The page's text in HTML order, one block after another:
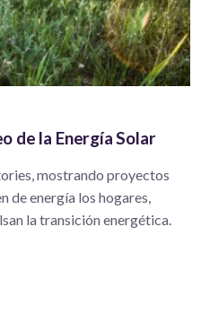
de la Energía Solar
mostrando proyectos
de energía los hogares,
la transición energética.